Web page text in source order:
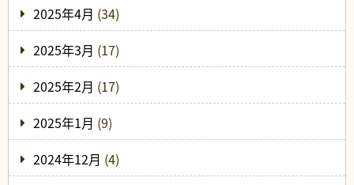
2025年4月 (34)
2025年3月 (17)
2025年2月 (17)
2025年1月 (9)
2024年12月 (4)